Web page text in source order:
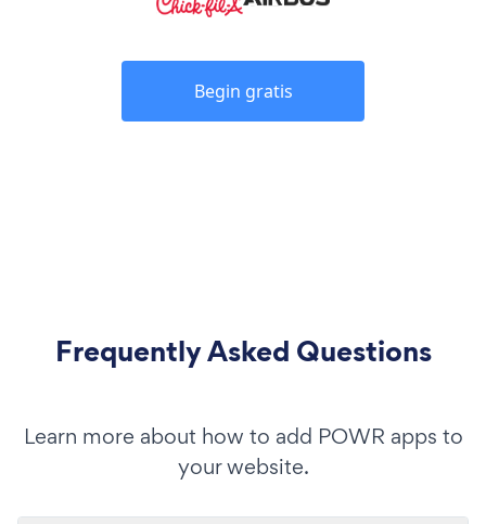
Begin gratis
Frequently Asked Questions
Learn more about how to add POWR apps to
your website.